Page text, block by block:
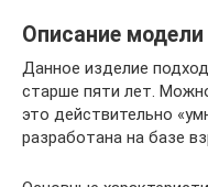
Описание
Данное изделие
старше пяти лет.
это действительно
разработана на базе